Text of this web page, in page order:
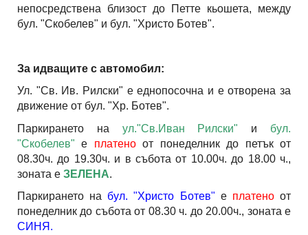
непосредствена близост до Петте кьошета, между
бул. "Скобелев" и бул. "Христо Ботев".
За идващите с автомобил:
Ул. "Св. Ив. Рилски" е еднопосочна и е отворена за
движение от бул. "Хр. Ботев".
Паркирането на ул."Св.Иван Рилски" и бул.
"Скобелев" е платеноот понеделник до петък от
08.30ч. до 19.30ч. и в събота от 10.00ч. до 18.00 ч.,
зоната е ЗЕЛЕНА.
Паркирането на бул. "Христо Ботев" е платеноот
понеделник до събота от 08.30 ч. до 20.00ч., зоната е
СИНЯ.